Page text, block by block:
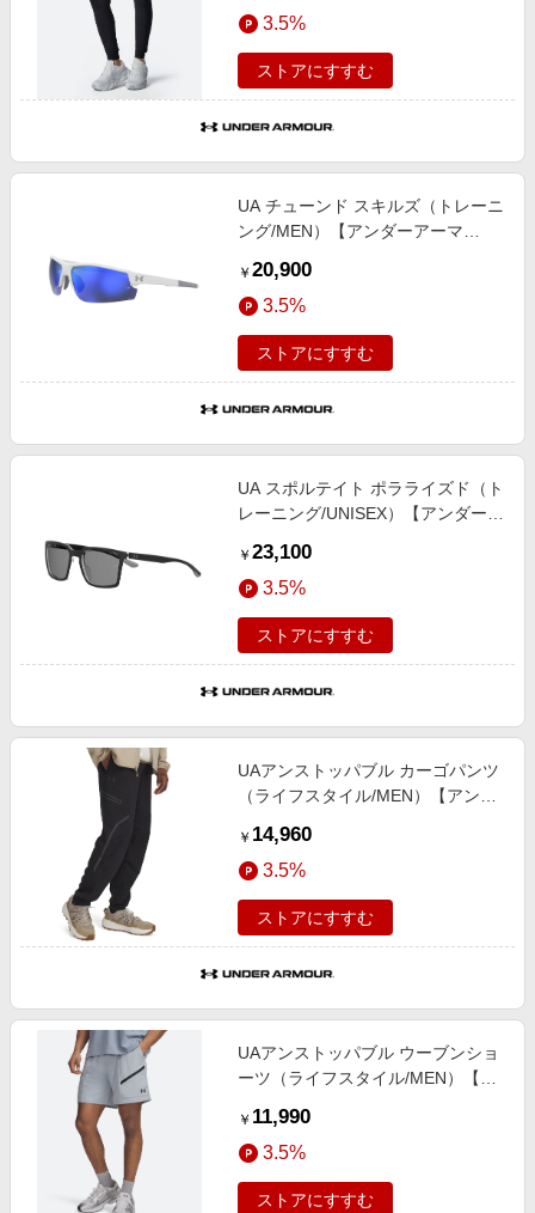
3.5%
ストアにすすむ
UA チューンド スキルズ（トレーニ
ング/MEN）【アンダーアーマ
￥ 20,900
3.5%
ストアにすすむ
UA スポルテイト ポラライズド（ト
レーニング/UNISEX）【アンダーア
￥ 23,100
3.5%
ストアにすすむ
UAアンストッパブル カーゴパンツ
（ライフスタイル/MEN）【アンダ
￥ 14,960
3.5%
ストアにすすむ
UAアンストッパブル ウーブンショ
ーツ（ライフスタイル/MEN）【ア
ARMOUR】
￥ 11,990
3.5%
ストアにすすむ